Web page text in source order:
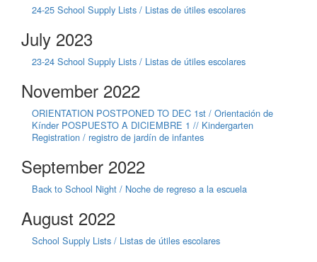
24-25 School Supply Lists / Listas de útiles escolares
July 2023
23-24 School Supply Lists / Listas de útiles escolares
November 2022
ORIENTATION POSTPONED TO DEC 1st / Orientación de
Kínder POSPUESTO A DICIEMBRE 1 // Kindergarten
Registration / registro de jardín de infantes
September 2022
Back to School Night / Noche de regreso a la escuela
August 2022
School Supply Lists / Listas de útiles escolares